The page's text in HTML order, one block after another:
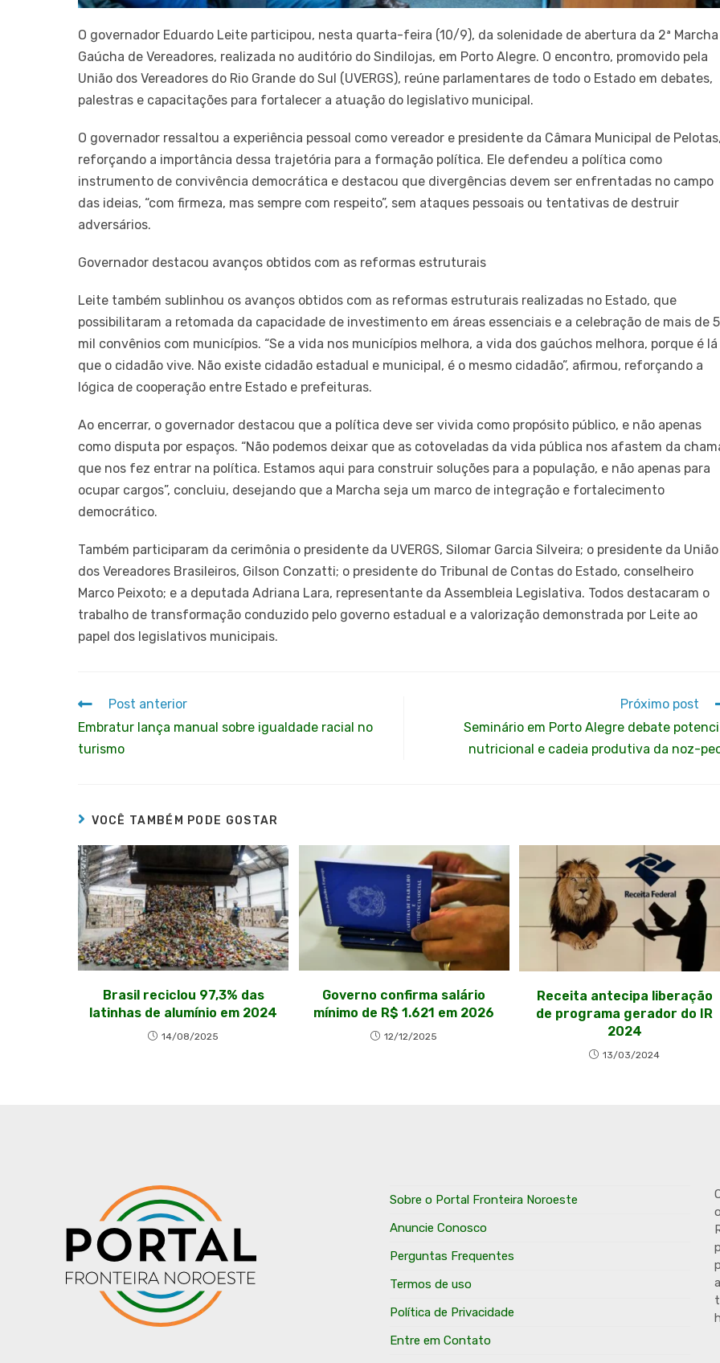
O governador Eduardo Leite participou, nesta quarta-feira (10/9), da solenidade de abertura da 2ª Marcha
Gaúcha de Vereadores, realizada no auditório do Sindilojas, em Porto Alegre. O encontro, promovido pela
União dos Vereadores do Rio Grande do Sul (UVERGS), reúne parlamentares de todo o Estado em debates,
palestras e capacitações para fortalecer a atuação do legislativo municipal.
O governador ressaltou a experiência pessoal como vereador e presidente da Câmara Municipal de
reforçando a importância dessa trajetória para a formação política. Ele defendeu a política como
instrumento de convivência democrática e destacou que divergências devem ser enfrentadas no campo
das ideias, “com firmeza, mas sempre com respeito”, sem ataques pessoais ou tentativas de destruir
adversários.
Governador destacou avanços obtidos com as reformas estruturais
Leite também sublinhou os avanços obtidos com as reformas estruturais realizadas no Estado, que
possibilitaram a retomada da capacidade de investimento em áreas essenciais e a celebração de mais de 5
mil convênios com municípios. “Se a vida nos municípios melhora, a vida dos gaúchos melhora, porque é lá
que o cidadão vive. Não existe cidadão estadual e municipal, é o mesmo cidadão”, afirmou, reforçando a
lógica de cooperação entre Estado e prefeituras.
Ao encerrar, o governador destacou que a política deve ser vivida como propósito público, e não apenas
como disputa por espaços. “Não podemos deixar que as cotoveladas da vida pública nos afastem da
que nos fez entrar na política. Estamos aqui para construir soluções para a população, e não apenas para
ocupar cargos”, concluiu, desejando que a Marcha seja um marco de integração e fortalecimento
democrático.
Também participaram da cerimônia o presidente da UVERGS, Silomar Garcia Silveira; o presidente da União
dos Vereadores Brasileiros, Gilson Conzatti; o presidente do Tribunal de Contas do Estado, conselheiro
Marco Peixoto; e a deputada Adriana Lara, representante da Assembleia Legislativa. Todos destacaram o
trabalho de transformação conduzido pelo governo estadual e a valorização demonstrada por Leite ao
papel dos legislativos municipais.
Post anterior
Embratur lança manual sobre igualdade racial no
turismo
Próximo post
Seminário em Porto Alegre debate
nutricional e cadeia produtiva da noz-
VOCÊ TAMBÉM PODE GOSTAR
Brasil reciclou 97,3% das
latinhas de alumínio em 2024
14/08/2025
Governo confirma salário
mínimo de R$ 1.621 em 2026
12/12/2025
Receita antecipa liberação
de programa gerador do IR
2024
13/03/2024
Sobre o Portal Fronteira Noroeste
Anuncie Conosco
Perguntas Frequentes
Termos de uso
Política de Privacidade
Entre em Contato